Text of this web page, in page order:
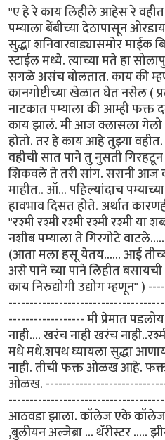
"ए हे रे काय लिहीले आहेस रे
पम्याला बेंबीच्या देठापासून
सुद्धा शनिवारवाड्यासमोर माईक
स्टाईल मध्ये. त्याच्या मते हा
सगळे असंच बोलतात. काय की
कानगोष्टीच्या खेळात घेत नसेल (
नाटकात पम्याला की आम्ही फक्त
काय झालं. मी आज क्लासला गेलो
होतो. तर हे काय आहे तुझ्या
वहीची सात पाने तु नुसती
शिकवले ते तरी सांग. सरानी
माहीत.. ऑ... पहिल्यांदाच
हावभाव दिसत होते. अर्थात
"रश्मी रश्मी रश्मी रश्मी रश्मी या
नशीब पम्याला ते गिरगोटे
(आता मला हसू येतय...... आई
असे पाने च्या पाने लिहीत
काय निरुद्योगी उद्योग म्हणून"
------------------ मी प्रेमात
नाही.... खरंच नाही खरंच
मधे मधे.शपथ घ्यायला सुद्धा
नाही. तीची फक्त ओळख आहे.
ओळख.
आठवडा झाला. कॉलेज एके
,बुलीयन अल्जेब्रा ... थॅरीस्टर .....